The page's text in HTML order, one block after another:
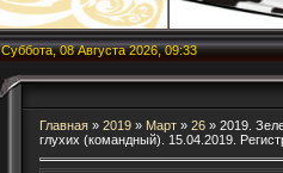
Суббота, 08 Августа 2026, 09:33
Главная » 2019 » Март » 26 » 2019.
глухих (командный). 15.04.2019.